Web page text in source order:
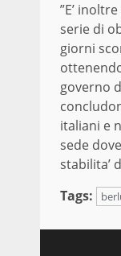
”E’
serie di
giorni
governo
italiani e
sede
stabilita’
Tags: